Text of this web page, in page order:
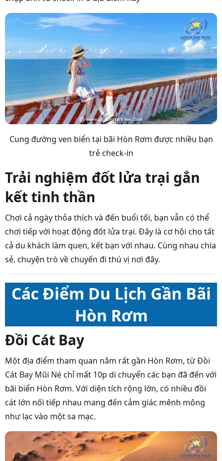
Cung đường ven biển tại bãi Hòn Rơm được nhiều bạn
trẻ check-in
Trải nghiệm đốt lửa trại gắn
kết tinh thần
Chơi cả ngày thỏa thích và đến buổi tối, bạn vẫn có thể
chơi tiếp với hoạt động đốt lửa trại. Đây là cơ hội cho tất
cả du khách làm quen, kết bạn với nhau. Cùng nhau chia
sẻ, chuyện trò về chuyến đi thú vị nơi đây.
Các Điểm Du Lịch Gần Bãi
Hòn Rơm
Đồi Cát Bay
Một địa điểm tham quan nằm rất gần Hòn Rơm, từĐồi
Cát Bay Mũi Néchỉ mất 10p di chuyển các bạn đã đến với
bãi biển Hòn Rơm. Với diện tích rộng lớn, có nhiều đồi
cát lớn nối tiếp nhau mang đến cảm giác mênh mông
như lạc vào một sa mạc.